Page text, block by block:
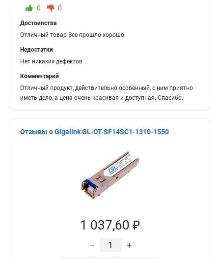
0 0
Достоинства
Отличный товар Все прошло хорошо
Недостатки
Нет никаких дефектов
Комментарий
Отличный продукт, действительно особенный, с ним приятно
иметь дело, а цена очень красивая и доступная. Спасибо.
Отзывы о Gigalink GL-OT-SF14SC1-1310-1550
1 037,60 ₽
– +